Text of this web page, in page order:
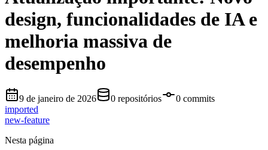
design, funcionalidades de IA e
melhoria massiva de
desempenho
9 de janeiro de 2026 0 repositórios
0 commits
imported
new-feature
Nesta página